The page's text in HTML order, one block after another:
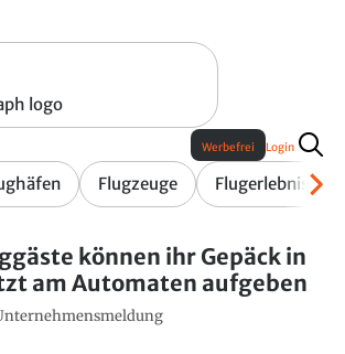
logo
Flugzeuge Flugerlebnis
Werbefrei Login
können ihr Gepäck in
am Automaten aufgeben